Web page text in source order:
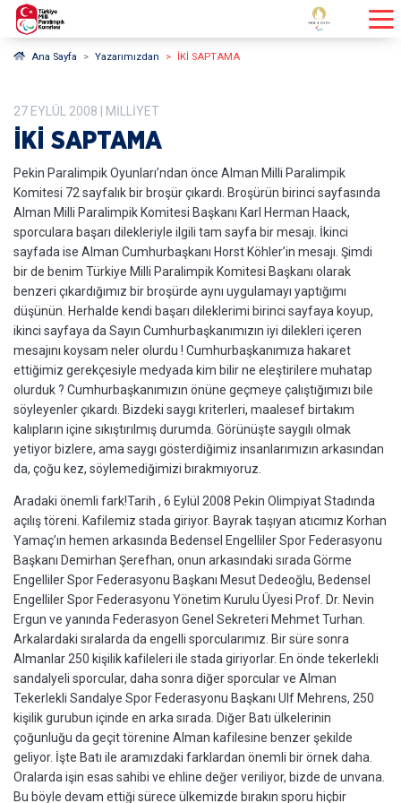
Ana Sayfa Yazarımızdan İKİ SAPTAMA
27 EYLÜL 2008 | MILLIYET
İKİ SAPTAMA
Pekin Paralimpik Oyunları’ndan önce Alman Milli Paralimpik
Komitesi 72 sayfalık bir broşür çıkardı. Broşürün birinci sayfasında
Alman Milli Paralimpik Komitesi Başkanı Karl Herman Haack,
sporculara başarı dilekleriyle ilgili tam sayfa bir mesajı. İkinci
sayfada ise Alman Cumhurbaşkanı Horst Köhler’in mesajı. Şimdi
bir de benim Türkiye Milli Paralimpik Komitesi Başkanı olarak
benzeri çıkardığımız bir broşürde aynı uygulamayı yaptığımı
düşünün. Herhalde kendi başarı dileklerimi birinci sayfaya koyup,
ikinci sayfaya da Sayın Cumhurbaşkanımızın iyi dilekleri içeren
mesajını koysam neler olurdu ! Cumhurbaşkanımıza hakaret
ettiğimiz gerekçesiyle medyada kim bilir ne eleştirilere muhatap
olurduk ? Cumhurbaşkanımızın önüne geçmeye çalıştığımızı bile
söyleyenler çıkardı. Bizdeki saygı kriterleri, maalesef birtakım
kalıpların içine sıkıştırılmış durumda. Görünüşte saygılı olmak
yetiyor bizlere, ama saygı gösterdiğimiz insanlarımızın arkasından
da, çoğu kez, söylemediğimizi bırakmıyoruz.
Aradaki önemli fark!Tarih , 6 Eylül 2008 Pekin Olimpiyat Stadında
açılış töreni. Kafilemiz stada giriyor. Bayrak taşıyan atıcımız Korhan
Yamaç’ın hemen arkasında Bedensel Engelliler Spor Federasyonu
Başkanı Demirhan Şerefhan, onun arkasındaki sırada Görme
Engelliler Spor Federasyonu Başkanı Mesut Dedeoğlu, Bedensel
Engelliler Spor Federasyonu Yönetim Kurulu Üyesi Prof. Dr. Nevin
Ergun ve yanında Federasyon Genel Sekreteri Mehmet Turhan.
Arkalardaki sıralarda da engelli sporcularımız. Bir süre sonra
Almanlar 250 kişilik kafileleri ile stada giriyorlar. En önde tekerlekli
sandalyeli sporcular, daha sonra diğer sporcular ve Alman
Tekerlekli Sandalye Spor Federasyonu Başkanı Ulf Mehrens, 250
kişilik gurubun içinde en arka sırada. Diğer Batı ülkelerinin
çoğunluğu da geçit törenine Alman kafilesine benzer şekilde
geliyor. İşte Batı ile aramızdaki farklardan önemli bir örnek daha.
Oralarda işin esas sahibi ve ehline değer veriliyor, bizde de unvana.
Bu böyle devam ettiği sürece ülkemizde bırakın sporu hiçbir